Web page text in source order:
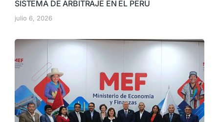
SISTEMA DE ARBITRAJE EN EL PERÚ
julio 6, 2026